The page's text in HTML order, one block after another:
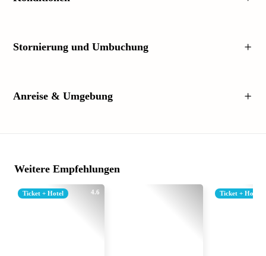
Stornierung und Umbuchung
Anreise & Umgebung
Weitere Empfehlungen
4.6
Ticket + Hotel Ticket + Hotel